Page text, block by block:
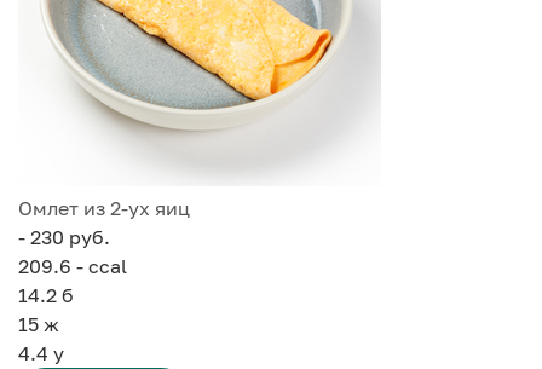
Омлет из 2-ух яиц
- 230 руб.
209.6 - ccal
14.2 б
15 ж
4.4 у